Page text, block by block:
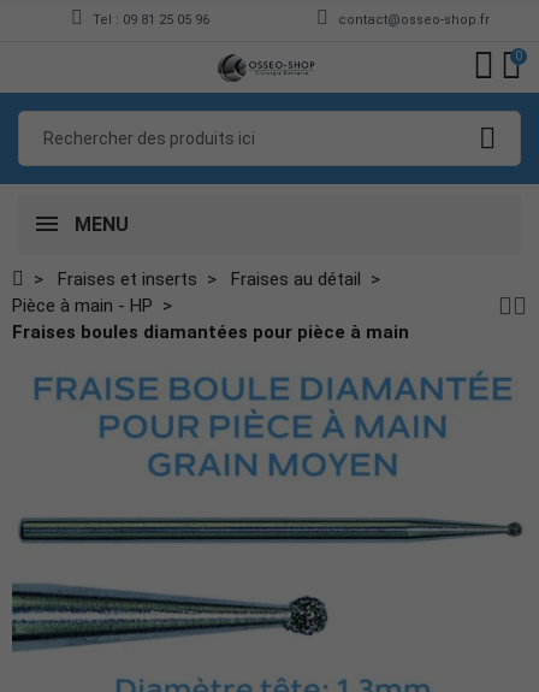
Tel : 09 81 25 05 96 contact@osseo-shop.fr
0
MENU
Fraises et inserts
Fraises au détail
Pièce à main - HP
Fraises boules diamantées pour pièce à main